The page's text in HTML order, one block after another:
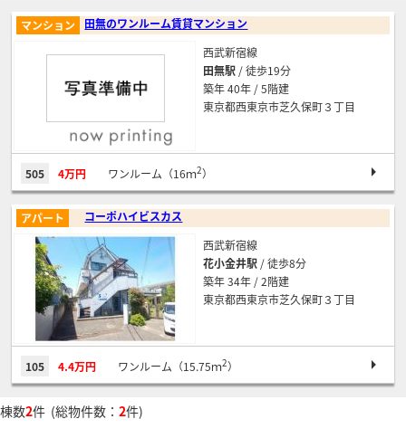
田無のワンルーム賃貸マンション
マンション
西武新宿線
田無駅 / 徒歩19分
築年 40年 / 5階建
東京都西東京市芝久保町３丁目
505 4万円 ワンルーム（16ｍ2）
コーポハイビスカス
アパート
西武新宿線
花小金井駅 / 徒歩8分
築年 34年 / 2階建
東京都西東京市芝久保町３丁目
105 4.4万円 ワンルーム（15.75ｍ2）
棟数2件 (総物件数： 2件)